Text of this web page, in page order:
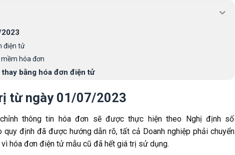
điện tử
hóa đơn
bằng hóa đơn điện tử
từ ngày 01/07/2023
thông tin hóa đơn sẽ được thực hiện theo Nghị định số
định đã được hướng dẫn rõ, tất cả Doanh nghiệp phải chuyển
hóa đơn điện tử mẫu cũ đã hết giá trị sử dụng.